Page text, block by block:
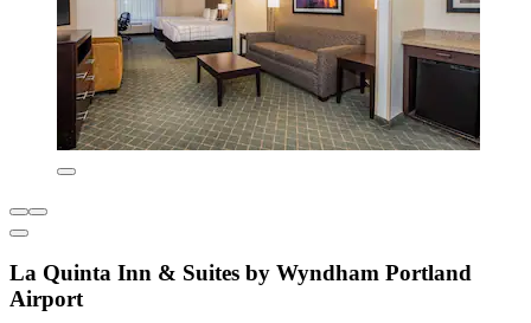
La Quinta Inn & Suites by Wyndham Portland
Airport